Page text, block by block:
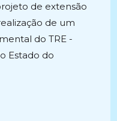
de extensão
de um
do TRE -
Estado do